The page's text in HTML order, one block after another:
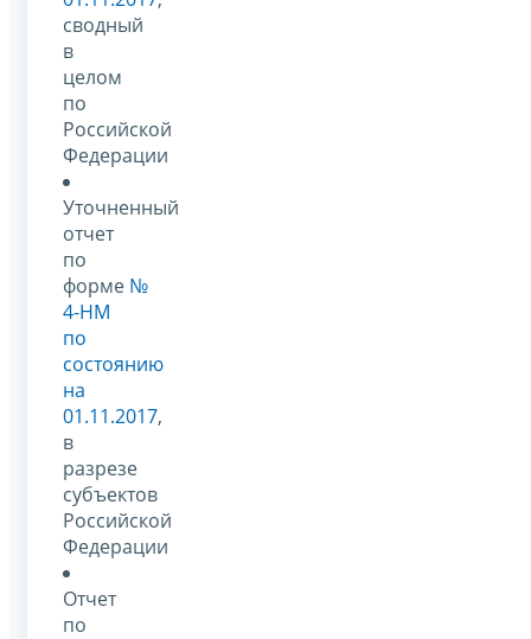
сводный
в
целом
по
Российской
Федерации
Уточненный
отчет
по
форме №
4-НМ
по
состоянию
на
01.11.2017,
в
разрезе
субъектов
Российской
Федерации
Отчет
по